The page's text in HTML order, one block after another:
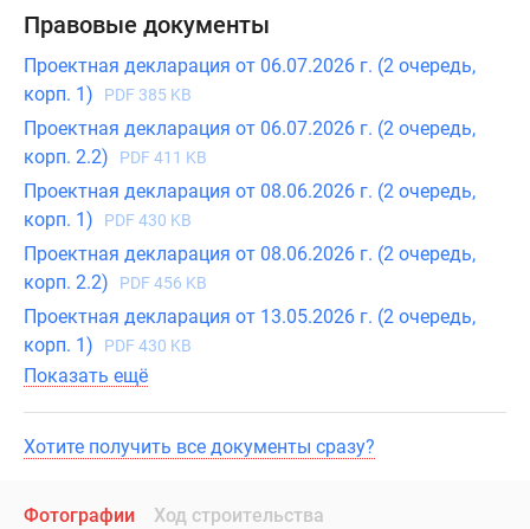
Правовые документы
Проектная декларация от 06.07.2026 г. (2 очередь,
корп. 1)
PDF 385 KB
Проектная декларация от 06.07.2026 г. (2 очередь,
корп. 2.2)
PDF 411 KB
Проектная декларация от 08.06.2026 г. (2 очередь,
корп. 1)
PDF 430 KB
Проектная декларация от 08.06.2026 г. (2 очередь,
корп. 2.2)
PDF 456 KB
Проектная декларация от 13.05.2026 г. (2 очередь,
корп. 1)
PDF 430 KB
Показать ещё
Хотите получить все документы сразу?
Фотографии Ход строительства